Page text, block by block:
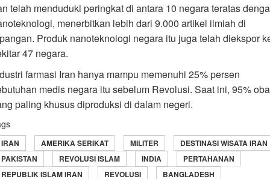
telah menduduki peringkat di antara 10 negara teratas
menerbitkan lebih dari 9.000 artikel ilmiah di
Produk nanoteknologi negara itu juga telah diekspor
47 negara.
farmasi Iran hanya mampu memenuhi 25% persen
medis negara itu sebelum Revolusi. Saat ini, 95%
paling khusus diproduksi di dalam negeri.
IRAN AMERIKA SERIKAT MILITER
DESTINASI WISATA IRAN
PAKISTAN
REVOLUSI ISLAM INDIA
PERTAHANAN
REPUBLIK ISLAM IRAN
REVOLUSI
BANGLADESH